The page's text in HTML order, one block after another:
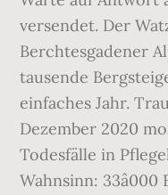
versendet. Der
Berchtesgadener
tausende
einfaches Jahr.
Dezember 2020
Todesfälle in
Wahnsinn: